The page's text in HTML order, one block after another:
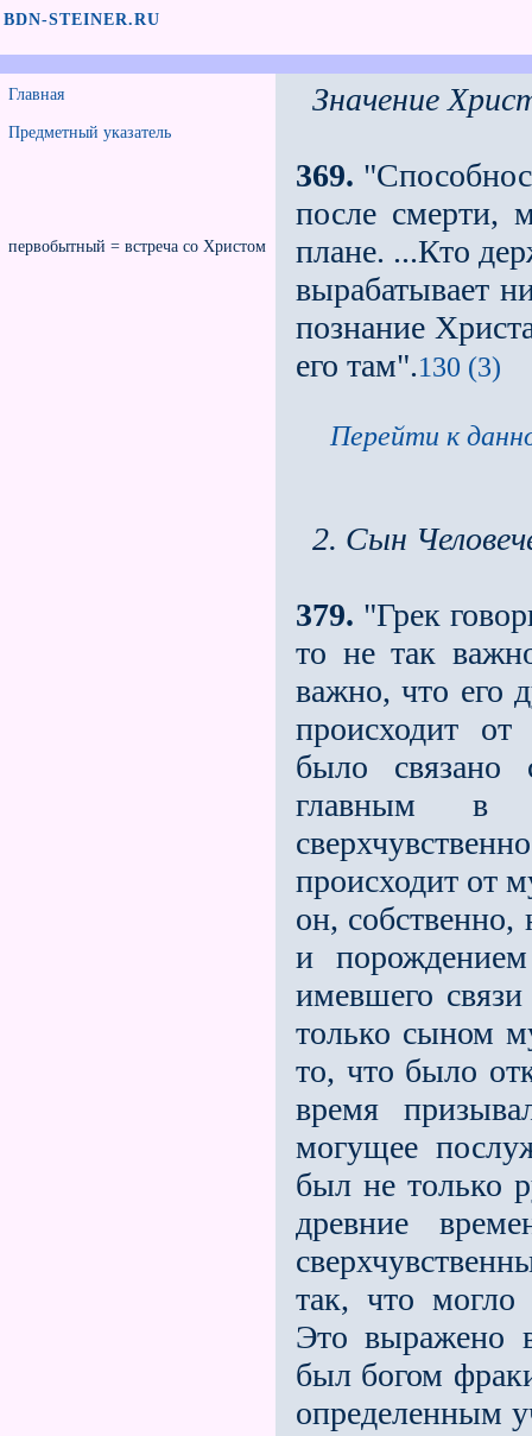
BDN-STEINER.RU
Главная
Предметный указатель
первобытный = встреча со Христом
Значение
369.
после смерти,
плане. ...Кто
вырабатывает
познание
его там".130 (3)
Перейти к
2. Сын
379. "Грек
то не так
важно, что его
происходит от
было связано
главным в
происходит от
он,
и порождением
имевшего
только сыном
то, что было
время
могущее
был не только
древние
так, что могло
Это выражено
был богом
определенным